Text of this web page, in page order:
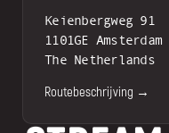
Keienbergweg 91
1101GE Amsterdam
The Netherlands
Routebeschrijving →